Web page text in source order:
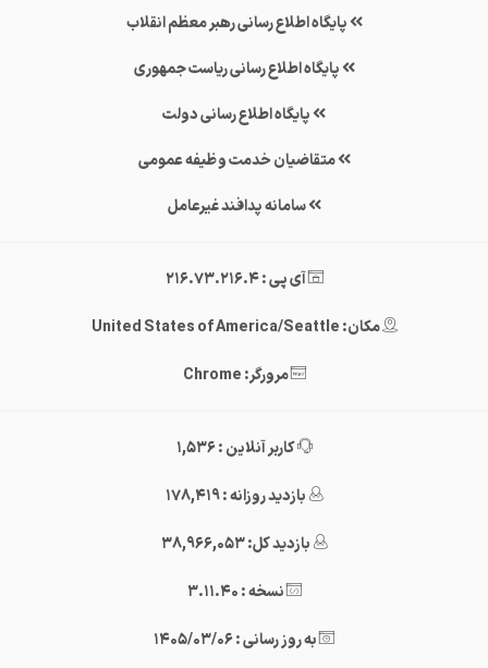
پایگاه اطلاع رسانی رهبر معظم انقلاب
پایگاه اطلاع رسانی ریاست جمهوری
پایگاه اطلاع رسانی دولت
متقاضیان خدمت وظیفه عمومی
سامانه پدافند غیرعامل
آی پی : 216.73.216.4
مکان: United States of America/Seattle
مرورگر: Chrome
کاربر آنلاین : 1,536
بازدید روزانه : 178,419
بازدید کل: 38,966,053
نسخه : 3.11.40
به روز رسانی : 1405/03/06